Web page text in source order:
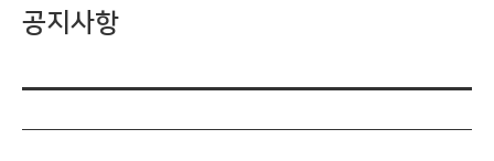
공지사항